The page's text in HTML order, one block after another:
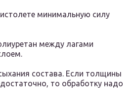
минимальную силу
между лагами
состава. Если толщины
то обработку надо